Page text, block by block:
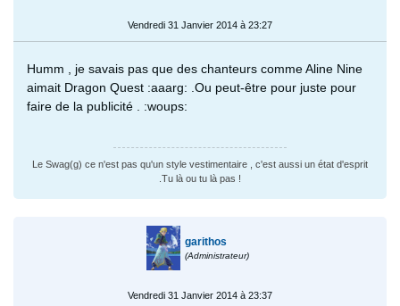
Vendredi 31 Janvier 2014 à 23:27
Humm , je savais pas que des chanteurs comme Aline Nine
aimait Dragon Quest :aaarg: .Ou peut-être pour juste pour
faire de la publicité . :woups:
Le Swag(g) ce n'est pas qu'un style vestimentaire , c'est aussi un état d'esprit
.Tu là ou tu là pas !
garithos
(Administrateur)
Vendredi 31 Janvier 2014 à 23:37